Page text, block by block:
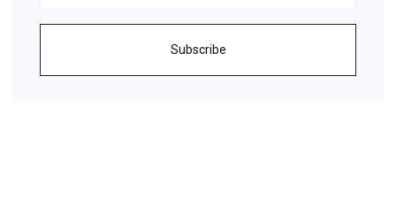
Subscribe